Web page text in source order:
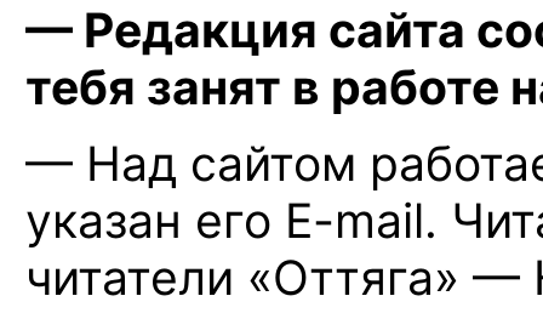
— Редакция сайта
тебя занят в работе
— Над сайтом
указан его E-mail.
читатели «Оттяга»